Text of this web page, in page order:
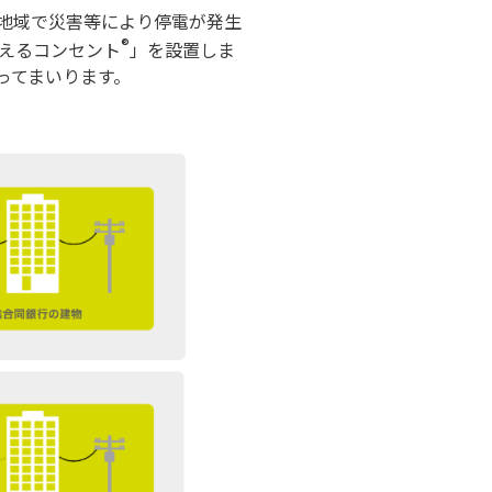
域で災害等により停電が発生
るコンセント® 」を設置しま
まいります。